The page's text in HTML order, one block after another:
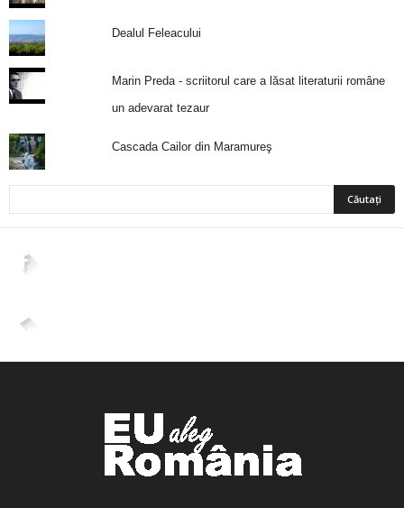
Dealul Feleacului
Marin Preda - scriitorul care a lăsat literaturii române
un adevarat tezaur
Cascada Cailor din Maramureş
2,265
4,400